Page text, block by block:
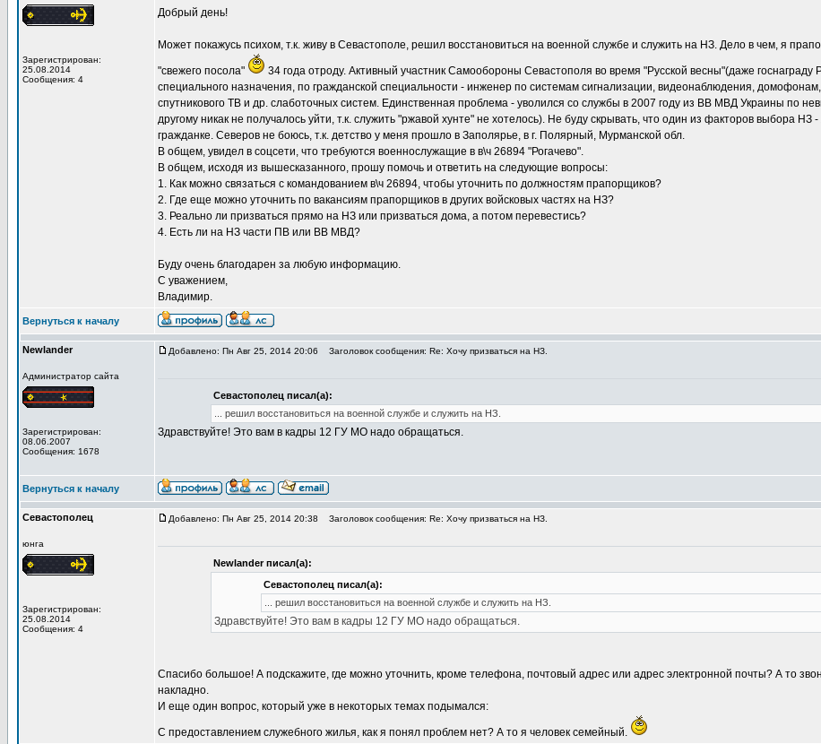
Зарегистрирован:
25.08.2014
Сообщения: 4
Добрый день!
Может покажусь психом, т.к. живу в Севастополе, решил восстановиться на военной службе и служить на НЗ. Дело в чем, я
"свежего посола"
34 года отроду. Активный участник Самообороны Севастополя во время "Русской весны"(даже
специального назначения, по гражданской специальности - инженер по системам сигнализации, видеонаблюдения,
спутникового ТВ и др. слаботочных систем. Единственная проблема - уволился со службы в 2007 году из ВВ МВД Украины по
другому никак не получалось уйти, т.к. служить "ржавой хунте" не хотелось). Не буду скрывать, что один из факторов выбора НЗ
гражданке. Северов не боюсь, т.к. детство у меня прошло в Заполярье, в г. Полярный, Мурманской обл.
В общем, увидел в соцсети, что требуются военнослужащие в в\ч 26894 "Рогачево".
В общем, исходя из вышесказанного, прошу помочь и ответить на следующие вопросы:
1. Как можно связаться с командованием в\ч 26894, чтобы уточнить по должностям прапорщиков?
2. Где еще можно уточнить по вакансиям прапорщиков в других войсковых частях на НЗ?
3. Реально ли призваться прямо на НЗ или призваться дома, а потом перевестись?
4. Есть ли на НЗ части ПВ или ВВ МВД?
Буду очень благодарен за любую информацию.
С уважением,
Владимир.
Вернуться к началу
Newlander
Администратор сайта
Зарегистрирован:
08.06.2007
Сообщения: 1678
Добавлено: Пн Авг 25, 2014 20:06 Заголовок сообщения: Re: Хочу призваться на НЗ.
Севастополец писал(а):
... решил восстановиться на военной службе и служить на НЗ.
Здравствуйте! Это вам в кадры 12 ГУ МО надо обращаться.
Вернуться к началу
Севастополец
юнга
Зарегистрирован:
25.08.2014
Сообщения: 4
Добавлено: Пн Авг 25, 2014 20:38 Заголовок сообщения: Re: Хочу призваться на НЗ.
Newlander писал(а):
Севастополец писал(а):
... решил восстановиться на военной службе и служить на НЗ.
Здравствуйте! Это вам в кадры 12 ГУ МО надо обращаться.
Спасибо большое! А подскажите, где можно уточнить, кроме телефона, почтовый адрес или адрес электронной почты? А то
накладно.
И еще один вопрос, который уже в некоторых темах подымался:
С предоставлением служебного жилья, как я понял проблем нет? А то я человек семейный.